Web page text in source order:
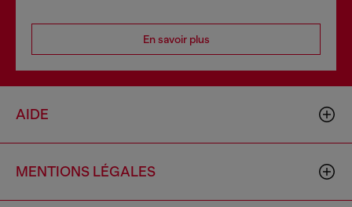
En savoir plus
AIDE
MENTIONS LÉGALES